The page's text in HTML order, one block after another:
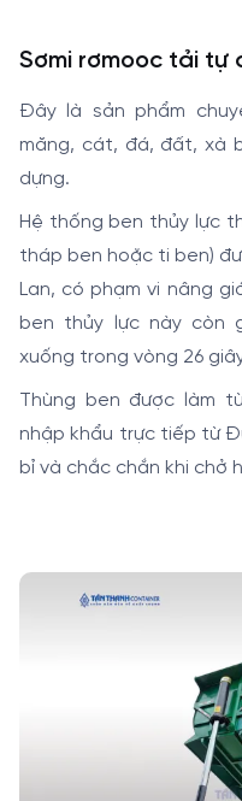
Sơmi rơmooc tải tự
Đây là sản phẩm
măng, cát, đá, đất, xà
dựng.
Hệ thống ben thủy lực
tháp ben hoặc ti ben)
Lan, có phạm vi nâng
ben thủy lực này còn
xuống trong vòng 26
Thùng ben được làm
nhập khẩu trực tiếp từ
bỉ và chắc chắn khi chở